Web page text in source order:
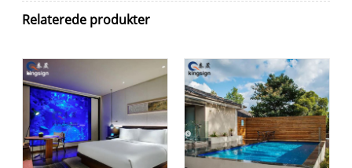
Relaterede produkter